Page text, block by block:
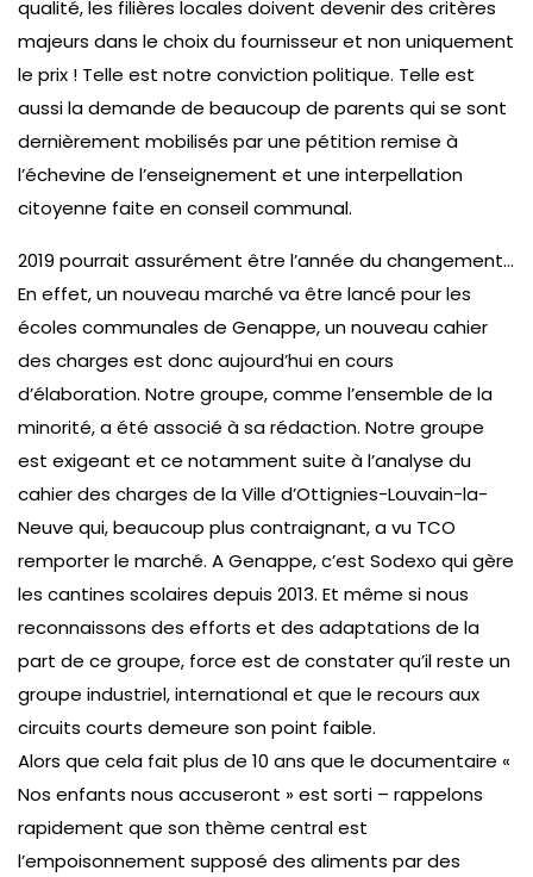
qualité, les filières locales doivent devenir des critères
majeurs dans le choix du fournisseur et non uniquement
le prix ! Telle est notre conviction politique. Telle est
aussi la demande de beaucoup de parents qui se sont
dernièrement mobilisés par une pétition remise à
l’échevine de l’enseignement et une interpellation
citoyenne faite en conseil communal.
2019 pourrait assurément être l’année du changement…
En effet, un nouveau marché va être lancé pour les
écoles communales de Genappe, un nouveau cahier
des charges est donc aujourd’hui en cours
d’élaboration. Notre groupe, comme l’ensemble de la
minorité, a été associé à sa rédaction. Notre groupe
est exigeant et ce notamment suite à l’analyse du
cahier des charges de la Ville d’Ottignies-Louvain-la-
Neuve qui, beaucoup plus contraignant, a vu TCO
remporter le marché. A Genappe, c’est Sodexo qui gère
les cantines scolaires depuis 2013. Et même si nous
reconnaissons des efforts et des adaptations de la
part de ce groupe, force est de constater qu’il reste un
groupe industriel, international et que le recours aux
circuits courts demeure son point faible.
Alors que cela fait plus de 10 ans que le documentaire «
Nos enfants nous accuseront » est sorti – rappelons
rapidement que son thème central est
l’empoisonnement supposé des aliments par des